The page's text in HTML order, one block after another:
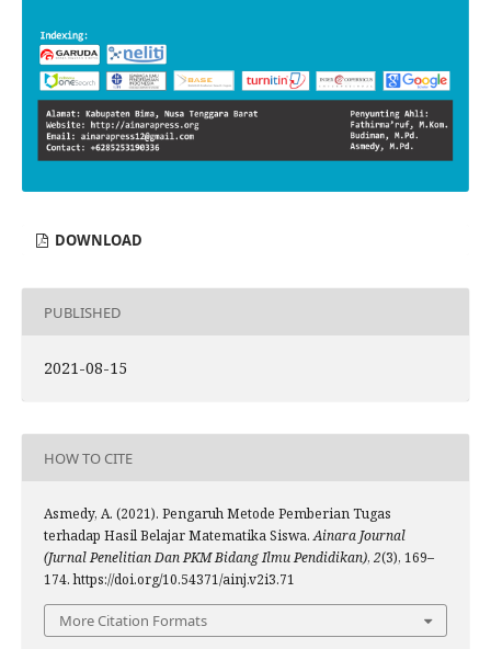
DOWNLOAD
PUBLISHED
2021-08-15
HOW TO CITE
Asmedy, A. (2021). Pengaruh Metode Pemberian Tugas
terhadap Hasil Belajar Matematika Siswa.Ainara Journal
(Jurnal Penelitian Dan PKM Bidang Ilmu Pendidikan), 2(3), 169–
174. https://doi.org/10.54371/ainj.v2i3.71
More Citation Formats